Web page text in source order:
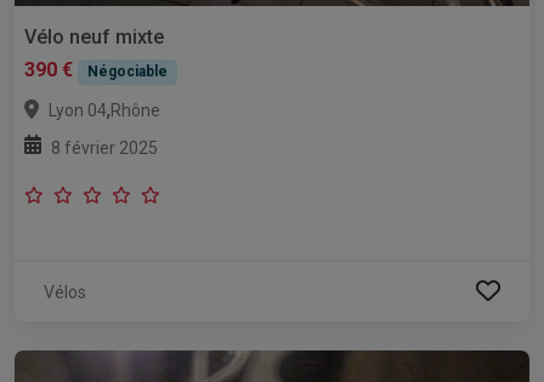
Vélo neuf mixte
390 €
Négociable
Lyon 04,Rhône
8 février 2025
Vélos